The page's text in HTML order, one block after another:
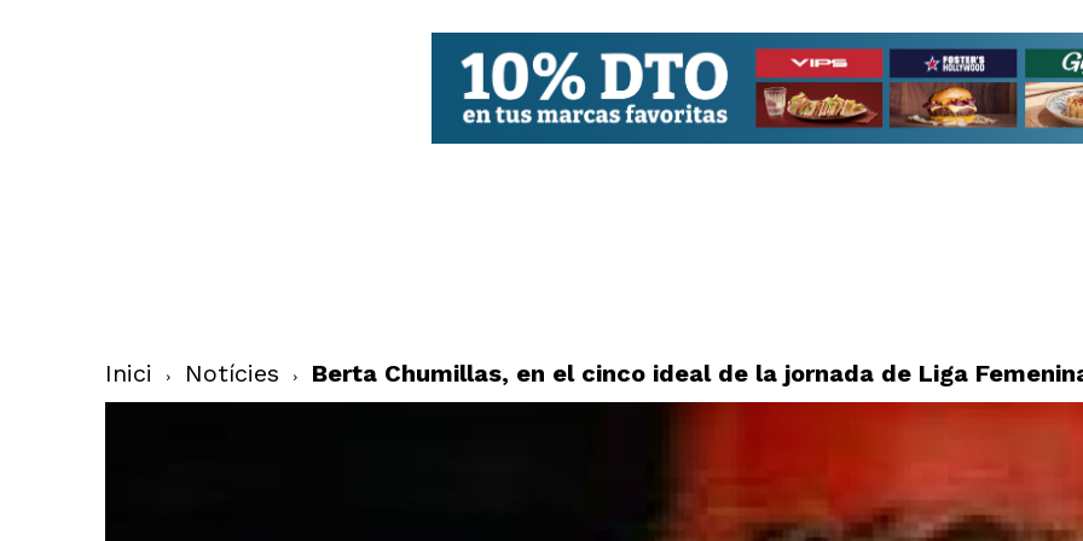
Inici Notícies Berta Chumillas, en el cinco ideal de la jornada de Liga